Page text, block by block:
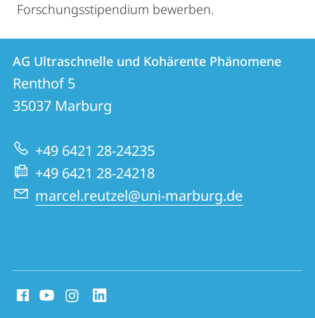
Forschungsstipendium bewerben.
Kontakt
und
Informationen
zur
Website
Kontaktinformationen
AG
Ultraschnelle
und
Kohärente
Phänomene
AG Ultraschnelle und Kohärente Phänomene
Renthof 5
35037 Marburg
+49 6421 28-24235
+49 6421 28-24218
marcel.reutzel@uni-marburg.de
Media